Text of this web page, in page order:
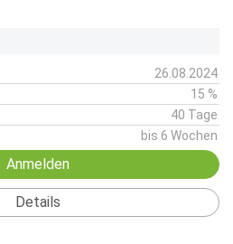
26.08.2024
15 %
40 Tage
bis 6 Wochen
Anmelden
Details